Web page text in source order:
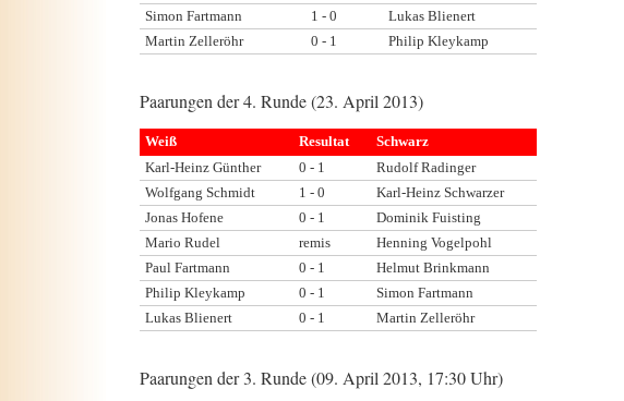
Simon Fartmann
1 - 0
Lukas Blienert
Martin Zelleröhr
0 - 1 Philip Kleykamp
Paarungen der 4. Runde (23. April 2013)
Weiß Resultat
Schwarz
Karl-Heinz Günther
0 - 1
Rudolf Radinger
Wolfgang Schmidt
1 - 0
Karl-Heinz Schwarzer
Jonas Hofene
0 - 1
Dominik Fuisting
Mario Rudel
remis
Henning Vogelpohl
Paul Fartmann
0 - 1
Helmut Brinkmann
Philip Kleykamp
0 - 1
Simon Fartmann
Lukas Blienert
0 - 1 Martin Zelleröhr
Paarungen der 3. Runde (09. April 2013, 17:30 Uhr)